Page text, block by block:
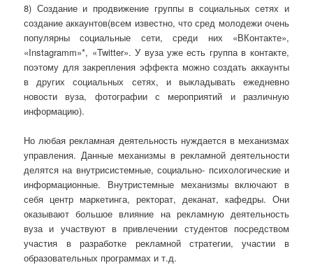
8) Создание и продвижение группы в социальных сетях и
создание аккаунтов(всем известно, что сред молодежи очень
популярны социальные сети, среди них «ВКонтакте»,
«Instagramm»*, «Twitter». У вуза уже есть группа в контакте,
поэтому для закрепления эффекта можно создать аккаунты
в других социальных сетях, и выкладывать ежедневно
новости вуза, фотографии с мероприятий и различную
информацию­).
Но любая рекламная деятельность нуждается в механизмах
управления. Данные механизмы в рекламной деятельности
делятся на внутрисистемные, социально- психологические и
информационные. Внутристемные механизмы включают в
себя центр маркетинга, ректорат, деканат, кафедры. Они
оказывают большое влияние на рекламную деятельность
вуза и участвуют в привлечении студентов посредством
участия в разработке рекламной стратегии, участии в
образовательных программах и т.д.